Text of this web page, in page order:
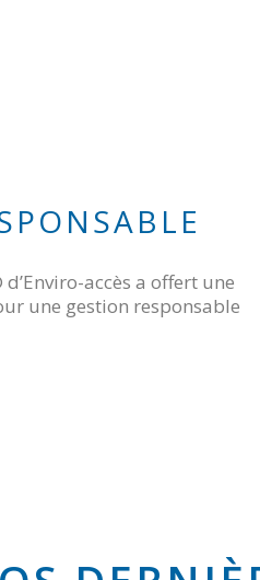
accès a offert une
une gestion responsable